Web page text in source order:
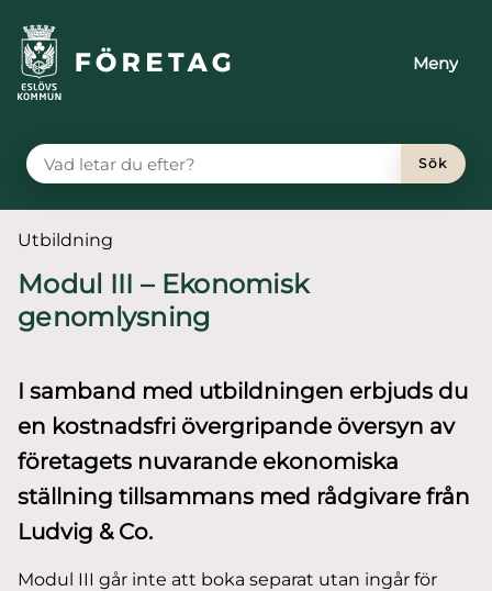
till innehåll
huvudmeny
till sidomeny
Meny
VAD LETAR DU EFTER?
Sök
Du är här:
Utbildning
Modul III – Ekonomisk
genomlysning
I samband med utbildningen erbjuds du
en kostnadsfri övergripande översyn av
företagets nuvarande ekonomiska
ställning tillsammans med rådgivare från
Ludvig & Co.
Modul III går inte att boka separat utan ingår för